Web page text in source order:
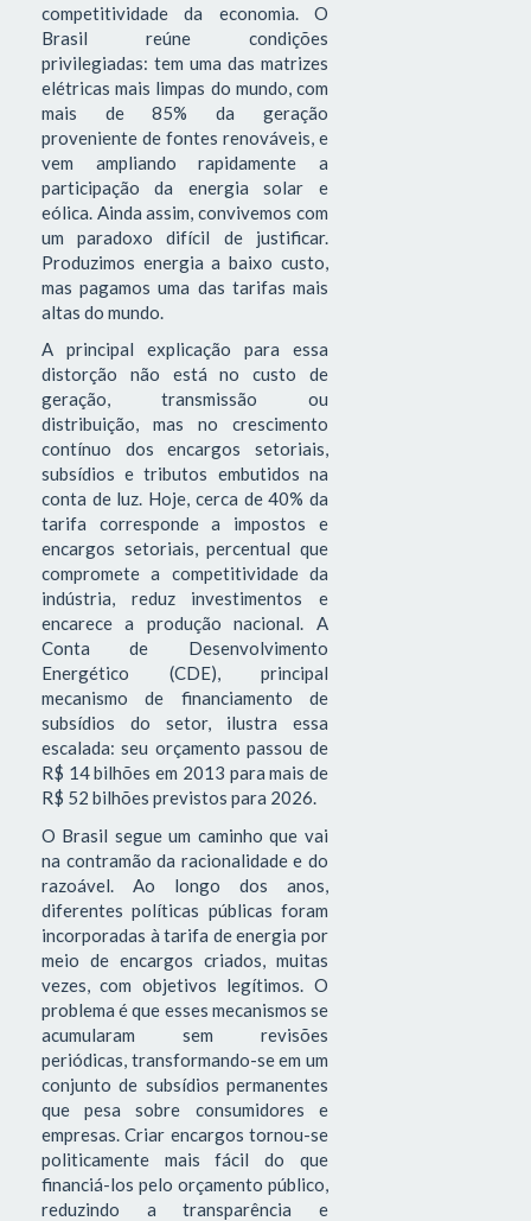
competitividade da economia. O
Brasil reúne condições
privilegiadas: tem uma das matrizes
elétricas mais limpas do mundo, com
mais de 85% da geração
proveniente de fontes renováveis, e
vem ampliando rapidamente a
participação da energia solar e
eólica. Ainda assim, convivemos com
um paradoxo difícil de justificar.
Produzimos energia a baixo custo,
mas pagamos uma das tarifas mais
altas do mundo.
A principal explicação para essa
distorção não está no custo de
geração, transmissão ou
distribuição, mas no crescimento
contínuo dos encargos setoriais,
subsídios e tributos embutidos na
conta de luz. Hoje, cerca de 40% da
tarifa corresponde a impostos e
encargos setoriais, percentual que
compromete a competitividade da
indústria, reduz investimentos e
encarece a produção nacional. A
Conta de Desenvolvimento
Energético (CDE), principal
mecanismo de financiamento de
subsídios do setor, ilustra essa
escalada: seu orçamento passou de
R$ 14 bilhões em 2013 para mais de
R$ 52 bilhões previstos para 2026.
O Brasil segue um caminho que vai
na contramão da racionalidade e do
razoável. Ao longo dos anos,
diferentes políticas públicas foram
incorporadas à tarifa de energia por
meio de encargos criados, muitas
vezes, com objetivos legítimos. O
problema é que esses mecanismos se
acumularam sem revisões
periódicas, transformando-se em um
conjunto de subsídios permanentes
que pesa sobre consumidores e
empresas. Criar encargos tornou-se
politicamente mais fácil do que
financiá-los pelo orçamento público,
reduzindo a transparência e